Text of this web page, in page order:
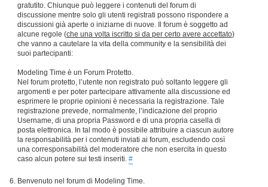
gratutito. Chiunque può leggere i contenuti del forum di
discussione mentre solo gli utenti registrati possono rispondere a
discussioni già aperte o iniziarne di nuove. Il forum è soggetto ad
alcune regole (che una volta iscritto si da per certo avere accettato)
che vanno a cautelare la vita della community e la sensibilità dei
suoi partecipanti:
Modeling Time è un Forum Protetto.
Nel forum protetto, l’utente non registrato può soltanto leggere gli
argomenti e per poter partecipare attivamente alla discussione ed
esprimere le proprie opinioni è necessaria la registrazione. Tale
registrazione prevede, normalmente, l’indicazione del proprio
Username, di una propria Password e di una propria casella di
posta elettronica. In tal modo è possibile attribuire a ciascun autore
la responsabilità per i contenuti inviati ai forum, escludendo così
una corresponsabilità del moderatore che non esercita in questo
caso alcun potere sui testi inseriti. #
Benvenuto nel forum di Modeling Time.